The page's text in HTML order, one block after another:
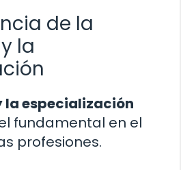
de la
la
la especialización
fundamental en el
profesiones.